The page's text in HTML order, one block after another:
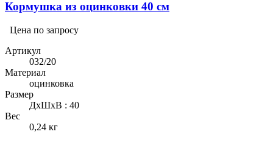
Кормушка из оцинковки 40 см
Цена по запросу
Артикул
032/20
Материал
оцинковка
Размер
ДхШхВ : 40
Вес
0,24 кг